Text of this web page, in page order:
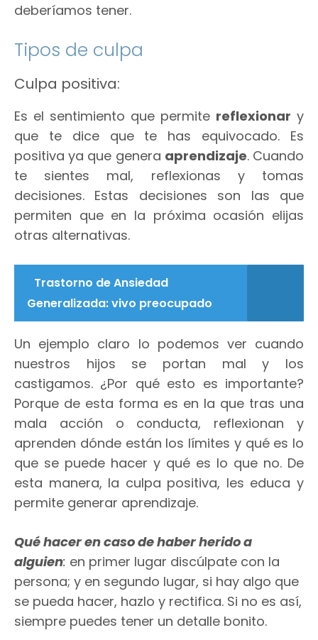
deberíamos tener.
Tipos de culpa
Culpa positiva:
Es el sentimiento que permite reflexionar y
que te dice que te has equivocado. Es
positiva ya que genera aprendizaje. Cuando
te sientes mal, reflexionas y tomas
decisiones. Estas decisiones son las que
permiten que en la próxima ocasión elijas
otras alternativas.
Trastorno de Ansiedad
Generalizada: vivo preocupado
Un ejemplo claro lo podemos ver cuando
nuestros hijos se portan mal y los
castigamos. ¿Por qué esto es importante?
Porque de esta forma es en la que tras una
mala acción o conducta, reflexionan y
aprenden dónde están los límites y qué es lo
que se puede hacer y qué es lo que no. De
esta manera, la culpa positiva, les educa y
permite generar aprendizaje.
Qué hacer en caso de haber herido a
alguien: en primer lugar discúlpate con la
persona; y en segundo lugar, si hay algo que
se pueda hacer, hazlo y rectifica. Si no es así,
siempre puedes tener un detalle bonito.